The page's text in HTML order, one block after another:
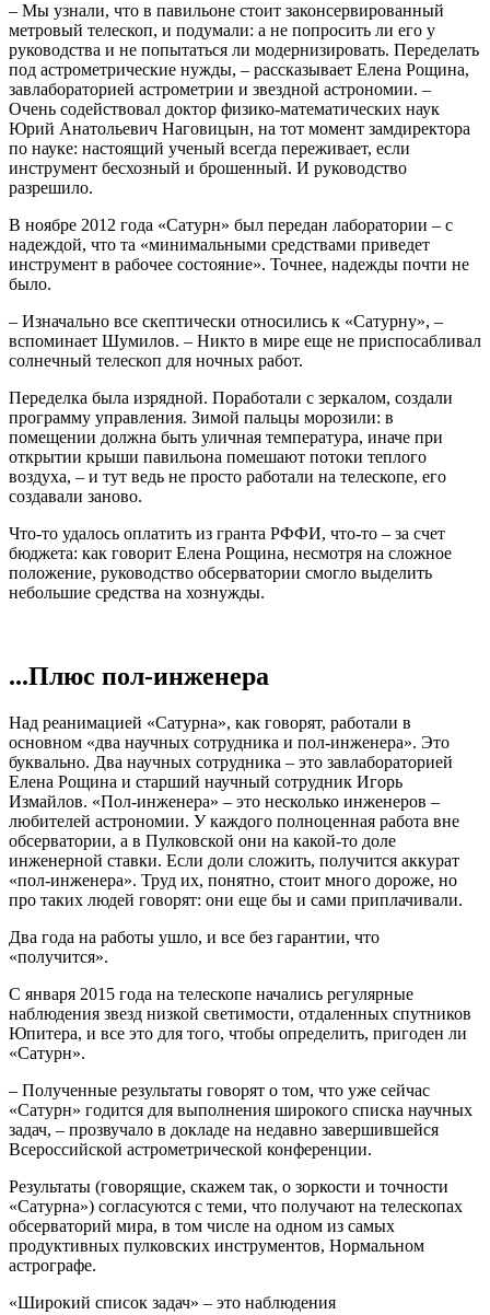
– Мы узнали, что в павильоне стоит законсервированный
метровый телескоп, и подумали: а не попросить ли его у
руководства и не попытаться ли модернизировать. Переделать
под астрометрические нужды, – рассказывает Елена Рощина,
завлабораторией астрометрии и звездной астрономии. –
Очень содействовал доктор физико-математических наук
Юрий Анатольевич Наговицын, на тот момент замдиректора
по науке: настоящий ученый всегда переживает, если
инструмент бесхозный и брошенный. И руководство
разрешило.
В ноябре 2012 года «Сатурн» был передан лаборатории – с
надеждой, что та «минимальными средствами приведет
инструмент в рабочее состояние». Точнее, надежды почти не
было.
– Изначально все скептически относились к «Сатурну», –
вспоминает Шумилов. – Никто в мире еще не приспосабливал
солнечный телескоп для ночных работ.
Переделка была изрядной. Поработали с зеркалом, создали
программу управления. Зимой пальцы морозили: в
помещении должна быть уличная температура, иначе при
открытии крыши павильона помешают потоки теплого
воздуха, – и тут ведь не просто работали на телескопе, его
создавали заново.
Что-то удалось оплатить из гранта РФФИ, что-то – за счет
бюджета: как говорит Елена Рощина, несмотря на сложное
положение, руководство обсерватории смогло выделить
небольшие средства на хознужды.
...Плюс пол-инженера
Над реанимацией «Сатурна», как говорят, работали в
основном «два научных сотрудника и пол-инженера». Это
буквально. Два научных сотрудника – это завлабораторией
Елена Рощина и старший научный сотрудник Игорь
Измайлов. «Пол-инженера» – это несколько инженеров –
любителей астрономии. У каждого полноценная работа вне
обсерватории, а в Пулковской они на какой-то доле
инженерной ставки. Если доли сложить, получится аккурат
«пол-инженера». Труд их, понятно, стоит много дороже, но
про таких людей говорят: они еще бы и сами приплачивали.
Два года на работы ушло, и все без гарантии, что
«получится».
С января 2015 года на телескопе начались регулярные
наблюдения звезд низкой светимости, отдаленных спутников
Юпитера, и все это для того, чтобы определить, пригоден ли
«Сатурн».
– Полученные результаты говорят о том, что уже сейчас
«Сатурн» годится для выполнения широкого списка научных
задач, – прозвучало в докладе на недавно завершившейся
Всероссийской астрометрической конференции.
Результаты (говорящие, скажем так, о зоркости и точности
«Сатурна») согласуются с теми, что получают на телескопах
обсерваторий мира, в том числе на одном из самых
продуктивных пулковских инструментов, Нормальном
астрографе.
«Широкий список задач» – это наблюдения